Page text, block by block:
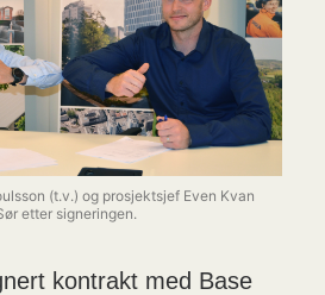
(t.v.) og prosjektsjef Even Kvan
etter signeringen.
kontrakt med Base